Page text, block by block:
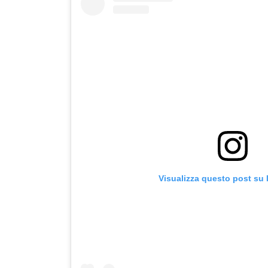
Visualizza questo post su